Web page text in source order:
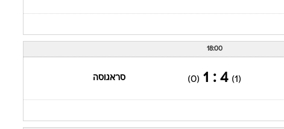
18:00
(1)
4 : 1
(0) סראגוסה